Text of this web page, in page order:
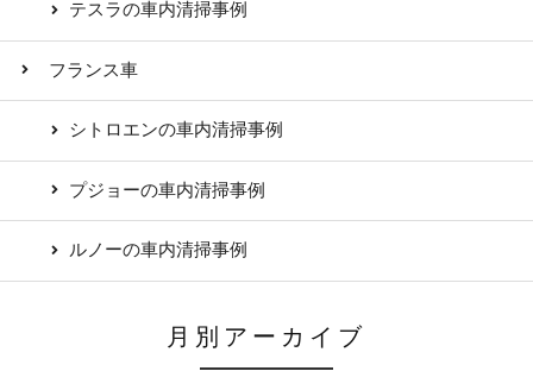
テスラの車内清掃事例
フランス車
シトロエンの車内清掃事例
プジョーの車内清掃事例
ルノーの車内清掃事例
月別アーカイブ